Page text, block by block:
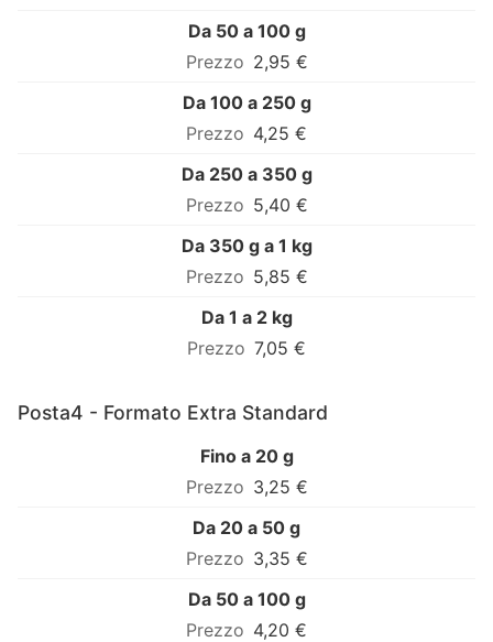
Da 50 a 100 g
2,95 €
Da 100 a 250 g
4,25 €
Da 250 a 350 g
5,40 €
Da 350 g a 1 kg
5,85 €
Da 1 a 2 kg
7,05 €
Posta4 - Formato Extra Standard
Fino a 20 g
3,25 €
Da 20 a 50 g
3,35 €
Da 50 a 100 g
4,20 €